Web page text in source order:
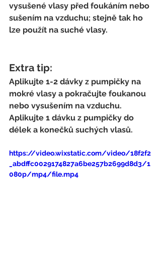
vysušené vlasy před foukáním nebo
sušením na vzduchu; stejně tak ho
lze použít na suché vlasy.
Extra tip:
Aplikujte 1-2 dávky z pumpičky na
mokré vlasy a pokračujte foukanou
nebo vysušením na vzduchu.
Aplikujte 1 dávku z pumpičky do
délek a konečků suchých vlasů.
https://video.wixstatic.com/video/18f2f2
_abdffc0029174827a6be257b2699d8d3/1
080p/mp4/file.mp4